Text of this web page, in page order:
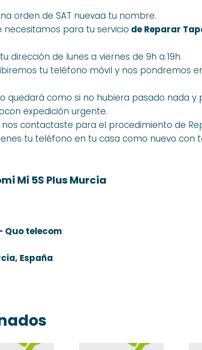
orden de SAT nuevaa tu nombre.
necesitamos para tu servicio de Reparar
dirección de lunes a viernes de 9h a 19h.
tu teléfono móvil y nos pondremos
quedará como si no hubiera pasado nada
expedición urgente.
contactaste para el procedimiento de
tu teléfono en tu casa como nuevo con
Mi 5S Plus Murcia
Quo telecom
España